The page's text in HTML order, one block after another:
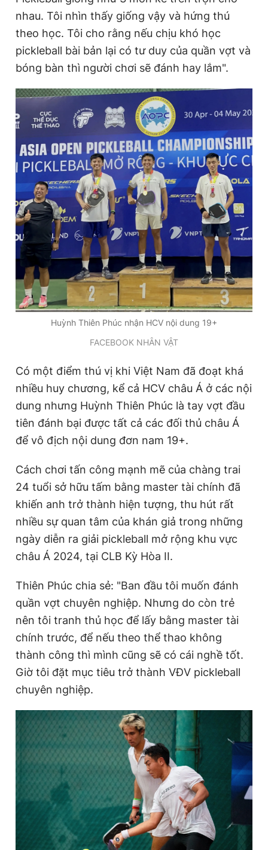
nhau. Tôi nhìn thấy giống vậy và hứng thú
theo học. Tôi cho rằng nếu chịu khó học
pickleball bài bản lại có tư duy của quần vợt và
bóng bàn thì người chơi sẽ đánh hay lắm".
Huỳnh Thiên Phúc nhận HCV nội dung 19+
FACEBOOK NHÂN VẬT
Có một điểm thú vị khi Việt Nam đã đoạt khá
nhiều huy chương, kể cả HCV châu Á ở các nội
dung nhưng Huỳnh Thiên Phúc là tay vợt đầu
tiên đánh bại được tất cả các đối thủ châu Á
để vô địch nội dung đơn nam 19+.
Cách chơi tấn công mạnh mẽ của chàng trai
24 tuổi sở hữu tấm bằng master tài chính đã
khiến anh trở thành hiện tượng, thu hút rất
nhiều sự quan tâm của khán giả trong những
ngày diễn ra giải pickleball mở rộng khu vực
châu Á 2024, tại CLB Kỳ Hòa II.
Thiên Phúc chia sẻ: "Ban đầu tôi muốn đánh
quần vợt chuyên nghiệp. Nhưng do còn trẻ
nên tôi tranh thủ học để lấy bằng master tài
chính trước, để nếu theo thể thao không
thành công thì mình cũng sẽ có cái nghề tốt.
Giờ tôi đặt mục tiêu trở thành VĐV pickleball
chuyên nghiệp.